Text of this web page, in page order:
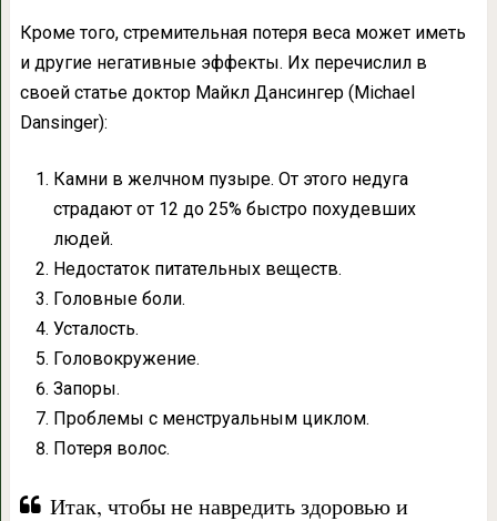
Кроме того, стремительная потеря веса может иметь
и другие негативные эффекты. Их перечислил в
своей статье доктор Майкл Дансингер (Michael
Dansinger):
Камни в желчном пузыре. От этого недуга
страдают от 12 до 25% быстро похудевших
людей.
Недостаток питательных веществ.
Головные боли.
Усталость.
Головокружение.
Запоры.
Проблемы с менструальным циклом.
Потеря волос.
Итак, чтобы не навредить здоровью и